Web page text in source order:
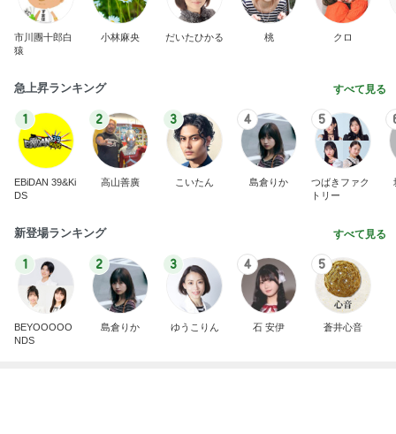
市川團十郎白
猿
小林麻央 だいたひかる 桃 クロ
急上昇ランキング すべて見る
1
EBiDAN 39&Ki
DS
2
高山善廣
3
こいたん
4
島倉りか
5
つばきファク
トリー
新登場ランキング すべて見る
1
BEYOOOOO
NDS
2
島倉りか
3
ゆうこりん
4
石 安伊
5
蒼井心音